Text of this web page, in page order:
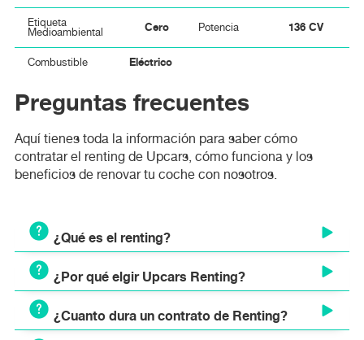
Etiqueta
Medioambiental
Cero Potencia 136 CV
Combustible Eléctrico
Preguntas frecuentes
Aquí tienes toda la información para saber cómo
contratar el renting de Upcars, cómo funciona y los
beneficios de renovar tu coche con nosotros.
¿Qué es el renting?
El renting es un modelo de alquiler a largo plazo que
permite disponer de un vehículo nuevo mediante el pago
de una cuota mensual fija. A diferencia del leasing o la
compra tradicional, el renting es un servicio integral que
¿Por qué elgir Upcars Renting?
Ventajas y beneficios de elegir Upcars Renting:
¿Cuanto dura un contrato de Renting?